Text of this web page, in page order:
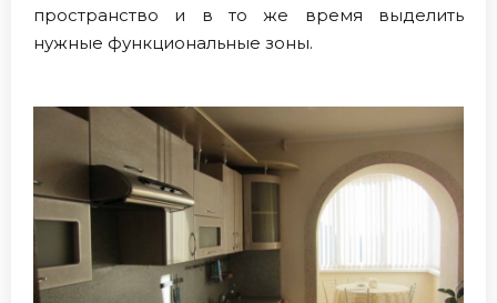
пространство и в то же время выделить
нужные функциональные зоны.